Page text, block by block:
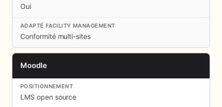
Oui
Conformité multi-sites
Moodle
LMS open source